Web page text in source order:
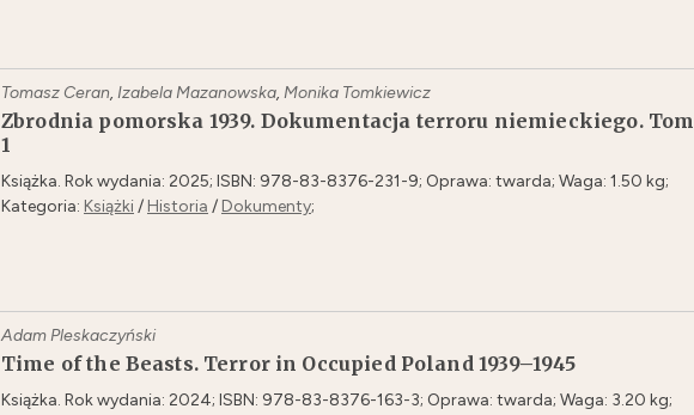
Tomasz Ceran, Izabela Mazanowska, Monika Tomkiewicz
Zbrodnia pomorska 1939. Dokumentacja terroru niemieckiego. Tom
1
Książka. Rok wydania: 2025; ISBN: 978-83-8376-231-9; Oprawa: twarda; Waga: 1.50 kg;
Kategoria: Książki/ Historia / Dokumenty;
Adam Pleskaczyński
Time of the Beasts. Terror in Occupied Poland 1939–1945
Książka. Rok wydania: 2024; ISBN: 978-83-8376-163-3; Oprawa: twarda; Waga: 3.20 kg;